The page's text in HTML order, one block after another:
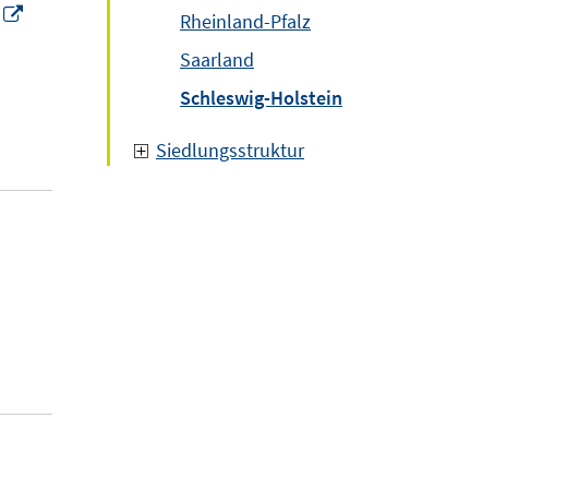
Rheinland-Pfalz
Saarland
Schleswig-Holstein
Siedlungsstruktur